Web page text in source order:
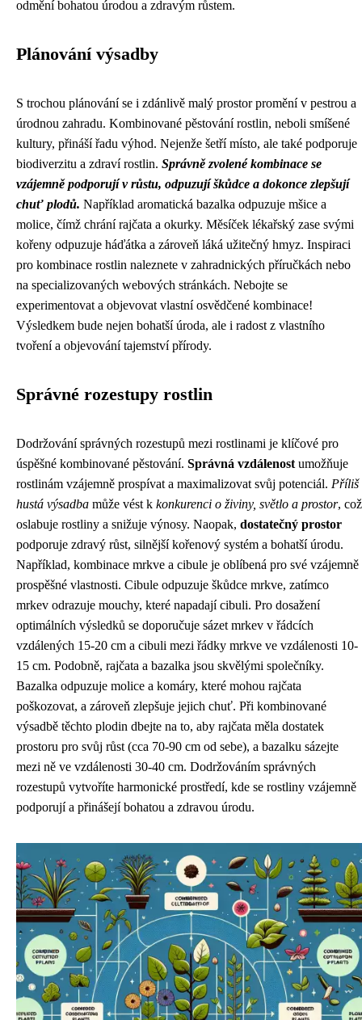
odmění bohatou úrodou a zdravým růstem.
Plánování výsadby
S trochou plánování se i zdánlivě malý prostor promění v pestrou a
úrodnou zahradu. Kombinované pěstování rostlin, neboli smíšené
kultury, přináší řadu výhod. Nejenže šetří místo, ale také podporuje
biodiverzitu a zdraví rostlin. Správně zvolené kombinace se
vzájemně podporují v růstu, odpuzují škůdce a dokonce zlepšují
chuť plodů. Například aromatická bazalka odpuzuje mšice a
molice, čímž chrání rajčata a okurky. Měsíček lékařský zase svými
kořeny odpuzuje háďátka a zároveň láká užitečný hmyz. Inspiraci
pro kombinace rostlin naleznete v zahradnických příručkách nebo
na specializovaných webových stránkách. Nebojte se
experimentovat a objevovat vlastní osvědčené kombinace!
Výsledkem bude nejen bohatší úroda, ale i radost z vlastního
tvoření a objevování tajemství přírody.
Správné rozestupy rostlin
Dodržování správných rozestupů mezi rostlinami je klíčové pro
úspěšné kombinované pěstování. Správná vzdálenost umožňuje
rostlinám vzájemně prospívat a maximalizovat svůj potenciál. Příliš
hustá výsadba může vést k konkurenci o živiny, světlo a prostor, což
oslabuje rostliny a snižuje výnosy. Naopak, dostatečný prostor
podporuje zdravý růst, silnější kořenový systém a bohatší úrodu.
Například, kombinace mrkve a cibule je oblíbená pro své vzájemně
prospěšné vlastnosti. Cibule odpuzuje škůdce mrkve, zatímco
mrkev odrazuje mouchy, které napadají cibuli. Pro dosažení
optimálních výsledků se doporučuje sázet mrkev v řádcích
vzdálených 15-20 cm a cibuli mezi řádky mrkve ve vzdálenosti 10-
15 cm. Podobně, rajčata a bazalka jsou skvělými společníky.
Bazalka odpuzuje molice a komáry, které mohou rajčata
poškozovat, a zároveň zlepšuje jejich chuť. Při kombinované
výsadbě těchto plodin dbejte na to, aby rajčata měla dostatek
prostoru pro svůj růst (cca 70-90 cm od sebe), a bazalku sázejte
mezi ně ve vzdálenosti 30-40 cm. Dodržováním správných
rozestupů vytvoříte harmonické prostředí, kde se rostliny vzájemně
podporují a přinášejí bohatou a zdravou úrodu.